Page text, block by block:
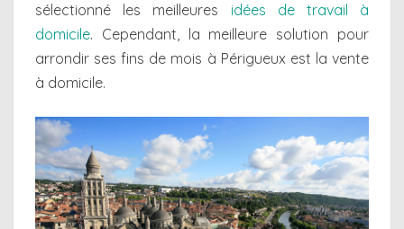
sélectionné les meilleures idées de travail à
domicile. Cependant, la meilleure solution pour
arrondir ses fins de mois à Périgueux est la vente
à domicile.